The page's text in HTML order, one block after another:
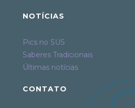
NOTÍCIAS
Pics no SUS
Saberes Tradicionais
Últimas notícias
CONTATO